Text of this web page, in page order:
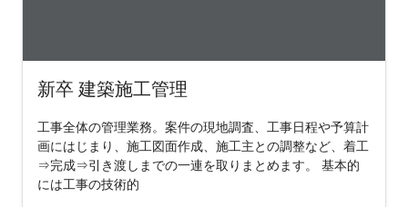
新卒 建築施工管理
工事全体の管理業務。案件の現地調査、工事日程や予算計
画にはじまり、施工図面作成、施工主との調整など、着工
⇒完成⇒引き渡しまでの一連を取りまとめます。 基本的
には工事の技術的